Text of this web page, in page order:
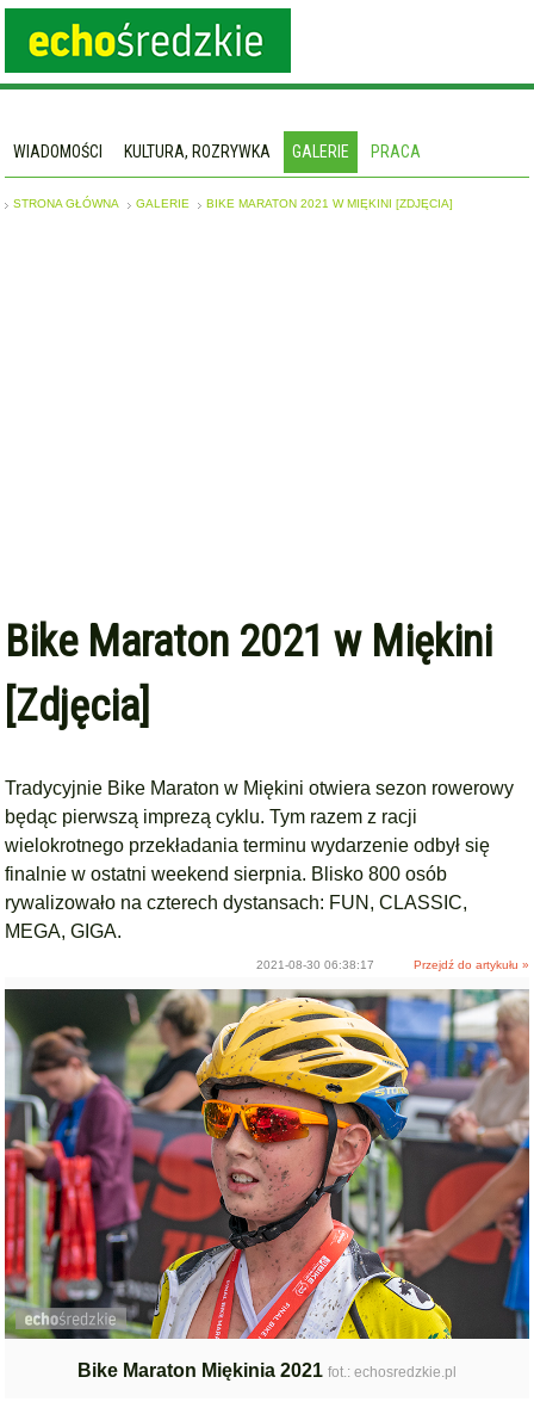
WIADOMOŚCI KULTURA, ROZRYWKA GALERIE PRACA
STRONA GŁÓWNA GALERIE BIKE MARATON 2021 W MIĘKINI [ZDJĘCIA]
Bike Maraton 2021 w Miękini
[Zdjęcia]
Tradycyjnie Bike Maraton w Miękini otwiera sezon rowerowy
będąc pierwszą imprezą cyklu. Tym razem z racji
wielokrotnego przekładania terminu wydarzenie odbył się
finalnie w ostatni weekend sierpnia. Blisko 800 osób
rywalizowało na czterech dystansach: FUN, CLASSIC,
MEGA, GIGA.
2021-08-30 06:38:17 Przejdź do artykułu »
Bike Maraton Miękinia 2021 fot.: echosredzkie.pl